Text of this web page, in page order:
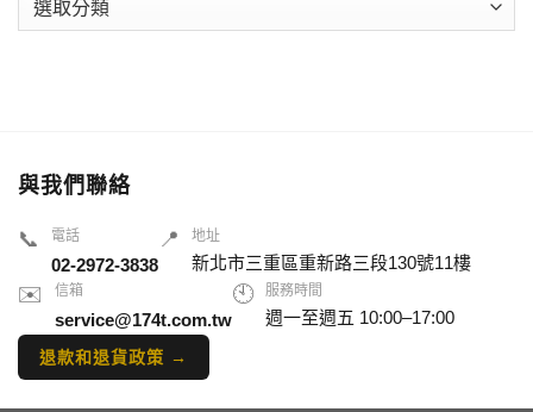
與我們聯絡
📞 電話
02-2972-3838
📍 地址
新北市三重區重新路三段130號11樓
✉️ 信箱
service@174t.com.tw
🕙 服務時間
週一至週五 10:00–17:00
退款和退貨政策 →